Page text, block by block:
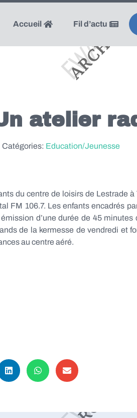
Accueil Fil d’actu
atelier
Catégories: Education/Jeunesse
du centre de loisirs de Lestrade
FM 106.7. Les enfants encadrés
d’une durée de 45
de la kermesse de vendredi et
au centre aéré.